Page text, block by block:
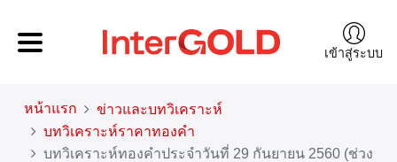
เข้าสู่ระบบ
หน้าแรก
ข่าวและบทวิเคราะห์
บทวิเคราะห์ราคาทองคำ
บทวิเคราะห์ทองคำประจำวันที่ 29 กันยายน 2560 (ช่วง